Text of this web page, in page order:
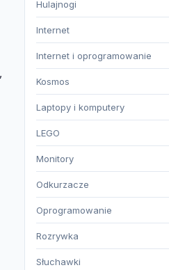
Hulajnogi
Internet
Internet i oprogramowanie
Kosmos
Laptopy i komputery
LEGO
Monitory
Odkurzacze
Oprogramowanie
Rozrywka
Słuchawki